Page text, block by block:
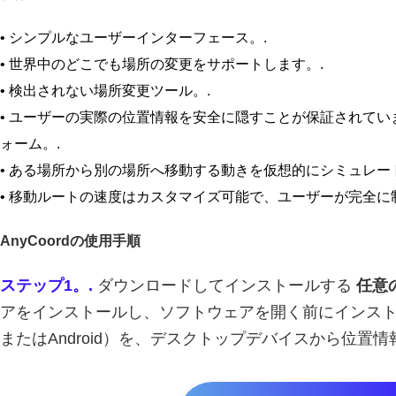
• シンプルなユーザーインターフェース。.
• 世界中のどこでも場所の変更をサポートします。.
• 検出されない場所変更ツール。.
• ユーザーの実際の位置情報を安全に隠すことが保証されて
ォーム。.
• ある場所から別の場所へ移動する動きを仮想的にシミュレー
• 移動ルートの速度はカスタマイズ可能で、ユーザーが完全に
AnyCoordの使用手順
ステップ1。. ダウンロードしてインストールする 任意
アをインストールし、ソフトウェアを開く前にインス
またはAndroid）を、デスクトップデバイスから位置